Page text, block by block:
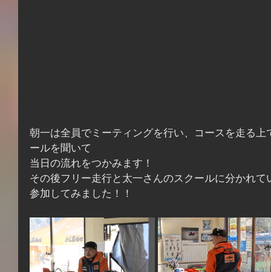
朝一は全員でミーティングを行い、コースを走る
ールを聞いて
当日の流れをつかみます！
その後フリー走行と太一さんのスクールに分かれ
参加してみました！！